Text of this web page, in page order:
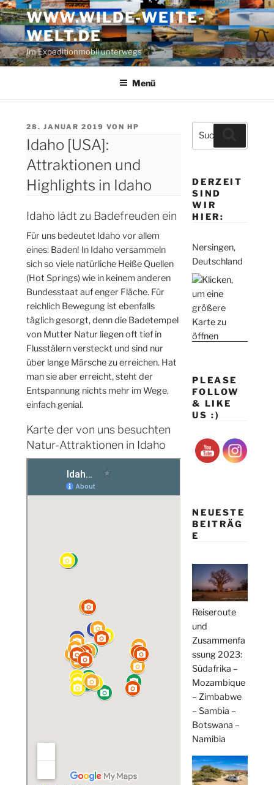
Zum
Inhalt
springen
WWW.WILDE-WEITE-
WELT.DE
Im Expeditionmobil unterwegs
Menü
VERÖFFENTLICHT
28. JANUAR 2019 VONHP
Idaho [USA]:
Attraktionen und
Highlights in Idaho
Idaho lädt zu Badefreuden ein
Für uns bedeutet Idaho vor allem
eines: Baden! In Idaho versammeln
sich so viele natürliche Heiße Quellen
(Hot Springs) wie in keinem anderen
Bundesstaat auf enger Fläche. Für
reichlich Bewegung ist ebenfalls
täglich gesorgt, denn die Badetempel
von Mutter Natur liegen oft tief in
Flusstälern versteckt und sind nur
über lange Märsche zu erreichen. Hat
man sie aber erreicht, steht der
Entspannung nichts mehr im Wege,
einfach genial.
Karte der von uns besuchten
Natur-Attraktionen in Idaho
Suche
nach:
DERZEIT
SIND
WIR
HIER:
Nersingen,
Deutschland
PLEASE
FOLLOW
& LIKE
US :)
NEUESTE
BEITRÄG
E
Reiseroute
und
Zusammenfa
ssung 2023:
Südafrika –
Mozambique
– Zimbabwe
– Sambia –
Botswana –
Namibia